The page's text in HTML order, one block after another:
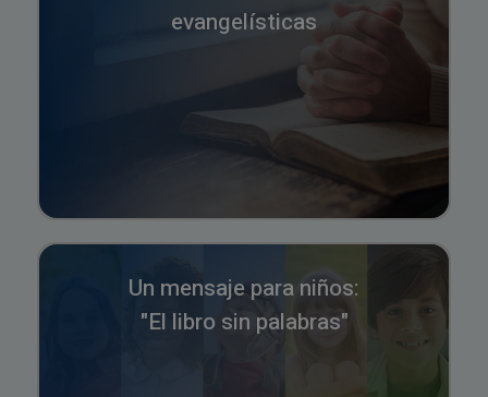
evangelísticas
Un mensaje para niños:
"El libro sin palabras"